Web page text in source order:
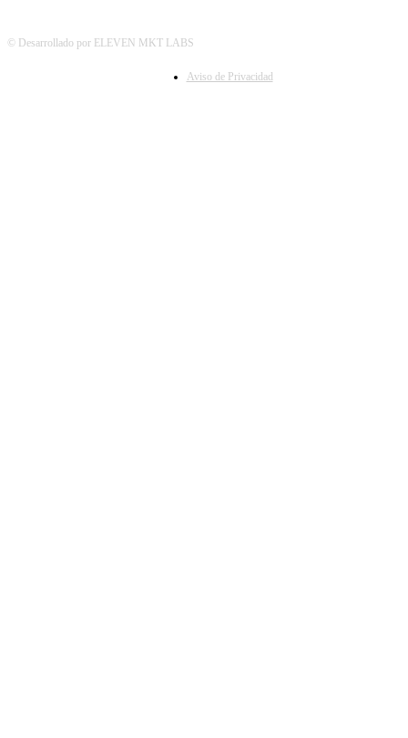
© Desarrollado por ELEVEN MKT LABS
Aviso de Privacidad